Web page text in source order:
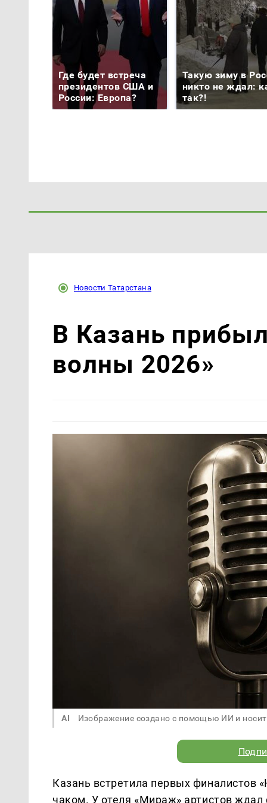
Где будет встреча
президентов США и
России: Европа?
Такую зиму в
никто не ждал:
так?!
Новости Татарстана
В Казань
волны 2026»
AI Изображение создано с помощью ИИ и
Казань встретила первых финалистов
чаком. У отеля «Мираж» артистов